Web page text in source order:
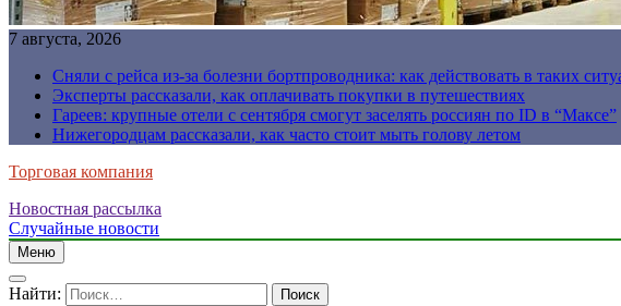
7 августа, 2026
Сняли с рейса из-за болезни бортпроводника: как действовать в таких
Эксперты рассказали, как оплачивать покупки в путешествиях
Гареев: крупные отели с сентября смогут заселять россиян по ID в “Максе”
Нижегородцам рассказали, как часто стоит мыть голову летом
Торговая компания
Новостная рассылка
Случайные новости
Меню
Найти: